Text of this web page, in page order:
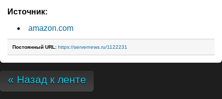
Источник:
amazon.com
Постоянный URL: https://servernews.ru/1122231
« Назад к ленте